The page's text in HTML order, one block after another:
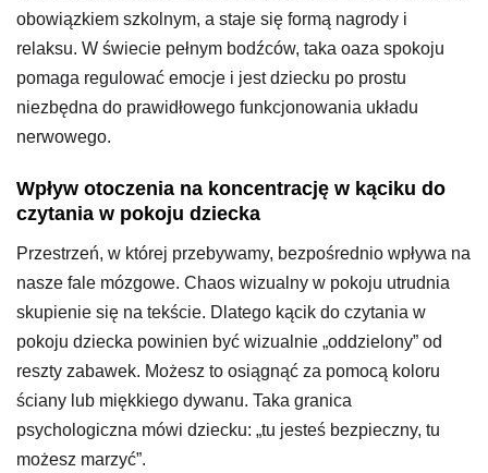
obowiązkiem szkolnym, a staje się formą nagrody i
relaksu. W świecie pełnym bodźców, taka oaza spokoju
pomaga regulować emocje i jest dziecku po prostu
niezbędna do prawidłowego funkcjonowania układu
nerwowego.
Wpływ otoczenia na koncentrację w kąciku do
czytania w pokoju dziecka
Przestrzeń, w której przebywamy, bezpośrednio wpływa na
nasze fale mózgowe. Chaos wizualny w pokoju utrudnia
skupienie się na tekście. Dlatego kącik do czytania w
pokoju dziecka powinien być wizualnie „oddzielony” od
reszty zabawek. Możesz to osiągnąć za pomocą koloru
ściany lub miękkiego dywanu. Taka granica
psychologiczna mówi dziecku: „tu jesteś bezpieczny, tu
możesz marzyć”.